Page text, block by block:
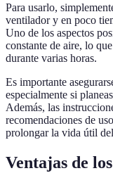
Para usarlo,
ventilador y en poco
Uno de los aspectos
constante de aire, lo
durante varias horas.
Es importante
especialmente si
Además, las
recomendaciones de
prolongar la vida útil
Ventajas de